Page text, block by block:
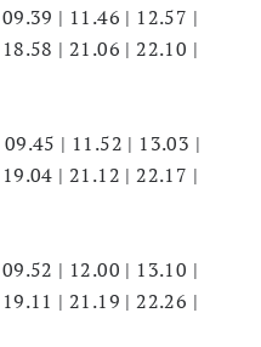
| 11.46 | 12.57 |
| 21.06 | 22.10 |
| 11.52 | 13.03 |
| 21.12 | 22.17 |
| 12.00 | 13.10 |
| 21.19 | 22.26 |